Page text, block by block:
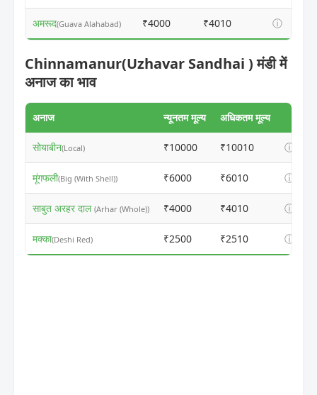
अमरूद(Guava Alahabad) ₹4000 ₹4010 ⓘ
Chinnamanur(Uzhavar Sandhai ) मंडी में
अनाज का भाव
अनाज न्यूनतम मूल्य अधिकतम मूल्य
सोयाबीन(Local) ₹10000 ₹10010 ⓘ
मूंगफली(Big (With Shell)) ₹6000 ₹6010 ⓘ
साबुत अरहर दाल (Arhar (Whole)) ₹4000 ₹4010 ⓘ
मक्का(Deshi Red) ₹2500 ₹2510 ⓘ